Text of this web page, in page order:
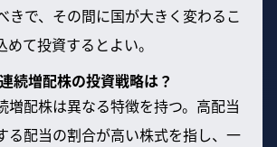
きで、その間に国が大きく変わるこ
めて投資するとよい。
続増配株の投資戦略は？
増配株は異なる特徴を持つ。高配当
る配当の割合が高い株式を指し、一